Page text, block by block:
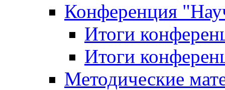
Конференция
Итоги
Итоги
Методические